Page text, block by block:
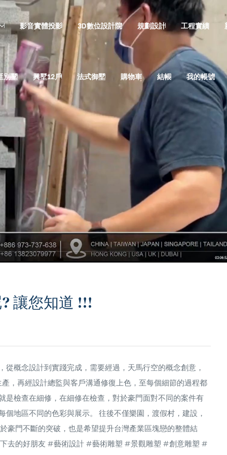
影音實體投影 3D數位設計院 規劃設計 工程實績
別墅 興墅12戶 法式御墅 購物車 結帳 我的帳號
讓您知道 !!!
概念設計到實踐完成，需要經過，天馬行空的概念創意，
，再經設計總監與客戶溝通修復上色，至每個細節的過程都
檢查在細修，在細修在檢查，對於豪門面對不同的案件有
地區不同的色彩與展示。 往後不僅樂園，渡假村，建設，
豪門不斷的突破，也是希望提升台灣產業區塊戀的整體結
去的好朋友 #藝術設計#藝術雕塑 #景觀雕塑 #創意雕塑 #